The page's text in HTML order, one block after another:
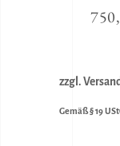
zzgl.
Gemäß § 19